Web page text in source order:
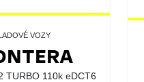
VOZY
TURBO 110k eDCT6